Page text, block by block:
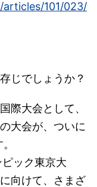
101/023/
じでしょうか？
際大会として、
大会が、ついに
ック東京大
向けて、さまざ